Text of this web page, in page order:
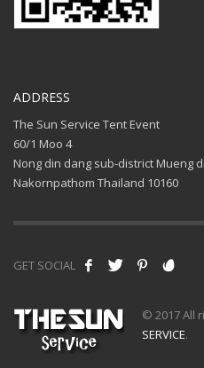
ADDRESS
The Sun Service Tent Event
60/1 Moo 4
Nong din dang sub-district Mueng
Nakornpathom Thailand 10160
GET SOCIAL
© 2017 All
SERVICE.